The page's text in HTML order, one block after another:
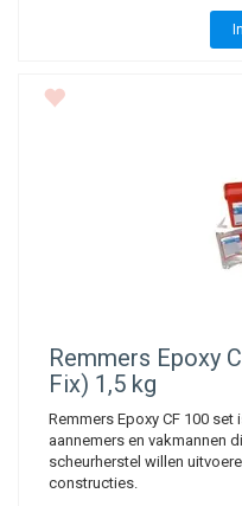
Remmers Epoxy
Fix) 1,5 kg
Remmers Epoxy CF 100
aannemers en vakmannen
scheurherstel willen
constructies.